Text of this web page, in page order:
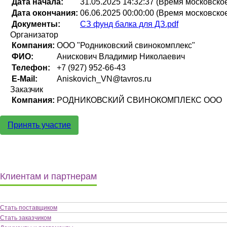
Дата окончания: 06.06.2025 00:00:00 (Время
Документы:
СЗ фунд балка для ДЗ.pdf
Организатор
Компания: ООО "Родниковский свинокомплекс"
ФИО:
Анискович Владимир Николаевич
Телефон:
+7 (927) 952-66-43
E-Mail:
Aniskovich_VN@tavros.ru
Заказчик
Компания: РОДНИКОВСКИЙ СВИНОКОМПЛЕКС ООО
Принять участие
Клиентам и партнерам
Стать поставщиком
Стать заказчиком